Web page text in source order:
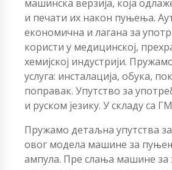
машинска верзија, која
и печати их након пуњења.
економична и лагана за
користи у медицинској,
хемијској индустрији.
услуга: инсталација, обука,
поправак. Упутство за
и руском језику. У складу са
Пружамо детаљна упутства
овог модела машине за
ампула. Пре слања машине за